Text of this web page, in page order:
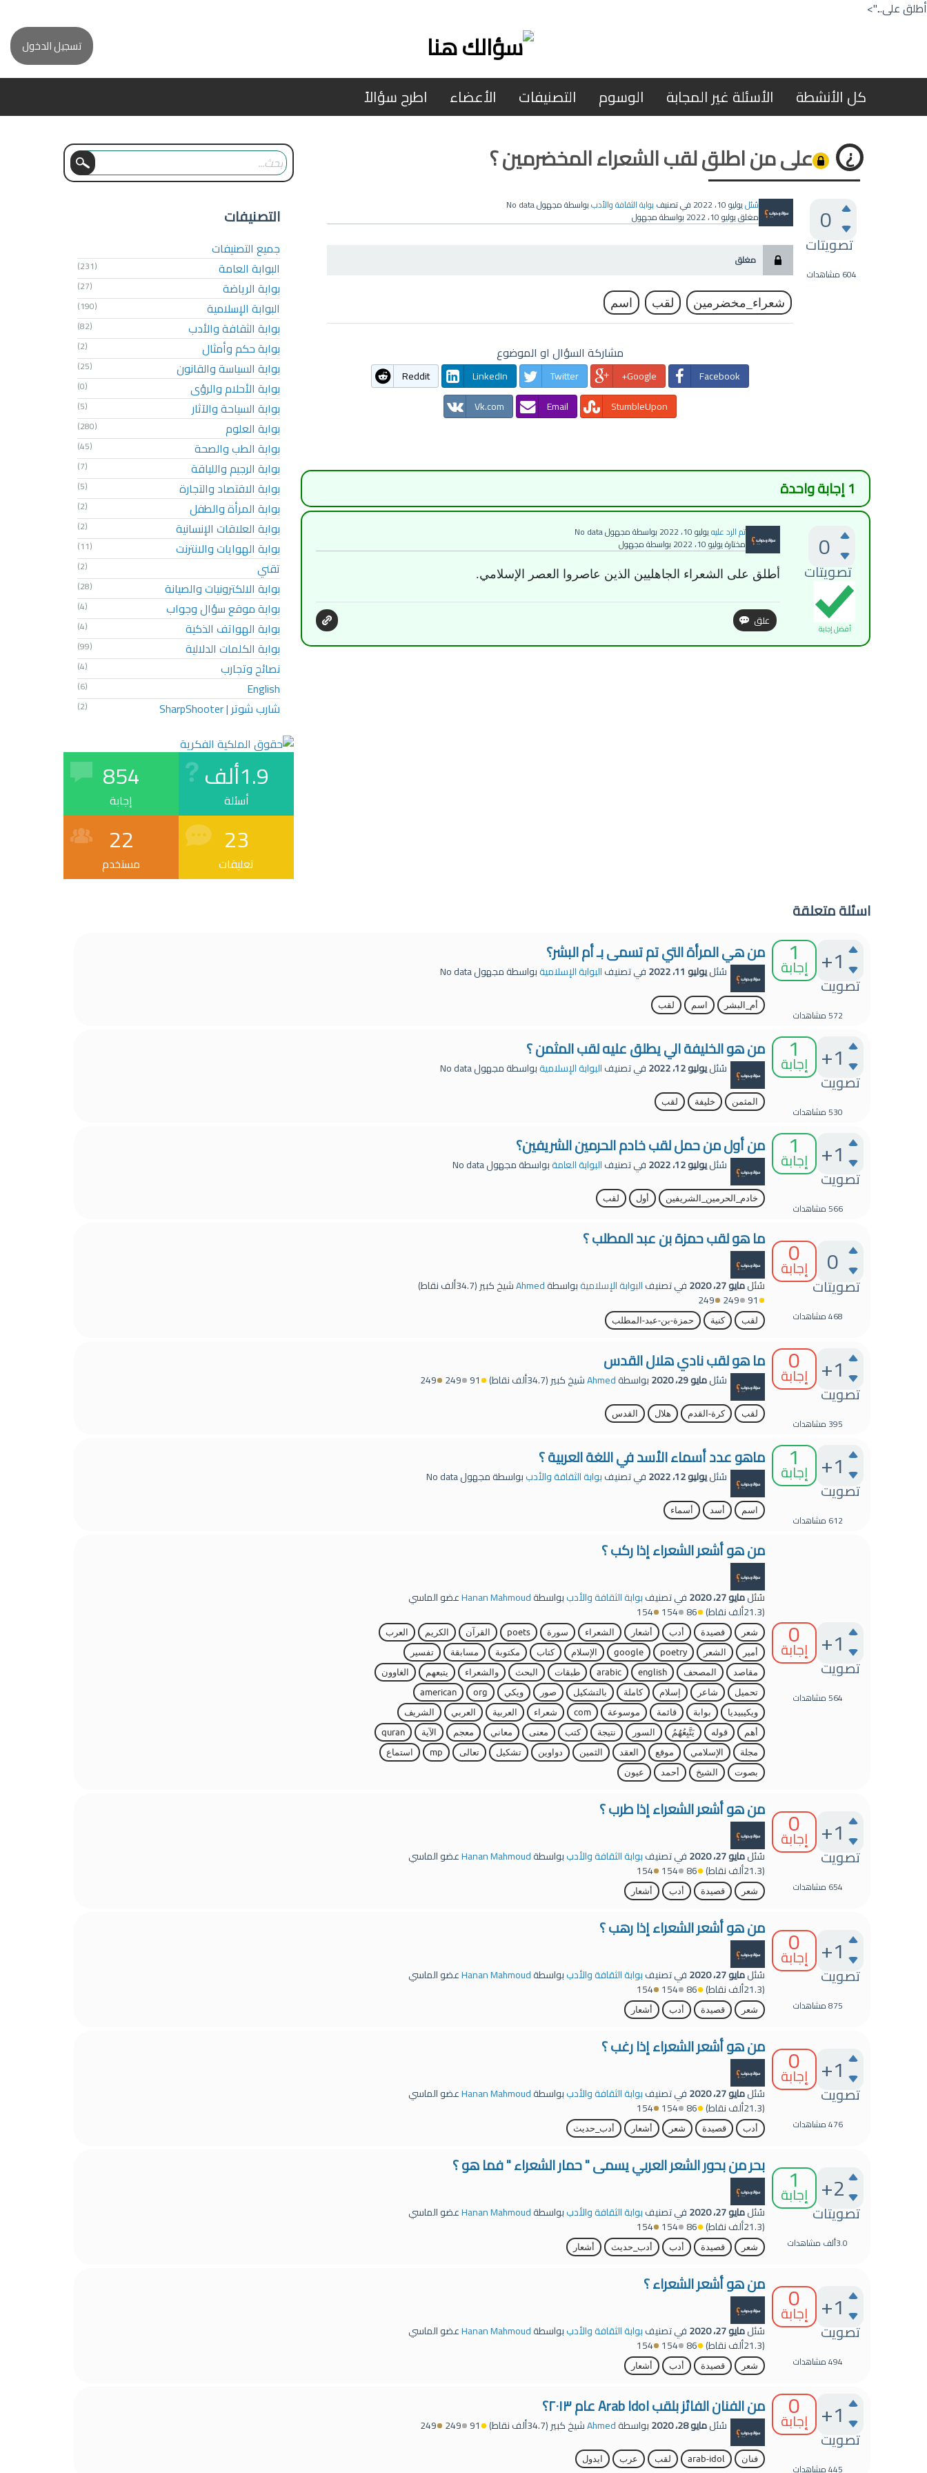
أطلق على...">
تسجيل الدخول
كل الأنشطة الأسئلة غير المجابة الوسوم التصنيفات الأعضاء اطرح سؤالاً
على من اطلق لقب الشعراء المخضرمين ؟
0
تصويتات
604 مشاهدات
سُئليوليو 10، 2022 في تصنيف بوابة الثقافة والأدببواسطةمجهولNo data
مغلقيوليو 10، 2022 بواسطةمجهول
مغلق
شعراء_مخضرمين لقب اسم
مشاركة السؤال او الموضوع
Facebook
Google+
Twitter
LinkedIn
Reddit
StumbleUpon
Email
Vk.com
1إجابة واحدة
0
تصويتات
تم الرد عليهيوليو 10، 2022 بواسطةمجهولNo data
مختارةيوليو 10، 2022 بواسطةمجهول
أفضل إجابة
أطلق على الشعراء الجاهليين الذين عاصروا العصر الإسلامي.
التصنيفات
جميع التصنيفات
البوابة العامة
(231)
بوابة الرياضة (27)
البوابة الإسلامية (190)
بوابة الثقافة والأدب (82)
بوابة حكم وأمثال (2)
بوابة السياسة والقانون (25)
بوابة الأحلام والرؤى (0)
بوابة السياحة والآثار (5)
بوابة العلوم (280)
بوابة الطب والصحة (45)
بوابة الرجيم واللياقة (7)
بوابة الاقتصاد والتجارة (5)
بوابة المرأة والطفل (2)
بوابة العلاقات الإنسانية (2)
بوابة الهوايات والانترنت (11)
تقني (2)
بوابة الالكترونيات والصيانة (28)
بوابة موقع سؤال وجواب (4)
بوابة الهواتف الذكية (4)
بوابة الكلمات الدلالية (99)
نصائح وتجارب (4)
English
(6)
شارب شوتر | SharpShooter (2)
1.9ألف
أسئلة
854
إجابة
23
تعليقات
22
مستخدم
اسئلة متعلقة
+1
تصويت
1
إجابة
572مشاهدات
من هي المرأة التي تم تسمى بـ أم البشر؟
سُئليوليو 11، 2022 في تصنيفالبوابة الإسلاميةبواسطةمجهولNo data
أم_البشر اسم لقب
+1
تصويت
1
إجابة
530مشاهدات
من هو الخليفة الي يطلق عليه لقب المثمن ؟
سُئليوليو 12، 2022 في تصنيفالبوابة الإسلاميةبواسطةمجهولNo data
المثمن خليفة لقب
+1
تصويت
1
إجابة
566مشاهدات
من أول من حمل لقب خادم الحرمين الشريفين؟
سُئليوليو 12، 2022 في تصنيفالبوابة العامةبواسطةمجهولNo data
خادم_الحرمين_الشريفين أول لقب
0
تصويتات
0
إجابة
468مشاهدات
ما هو لقب حمزة بن عبد المطلب ؟
سُئلمايو 27، 2020 في تصنيفالبوابة الإسلاميةبواسطةAhmedشيخ كبير(34.7ألف
نقاط)
91
249
249
لقب كنية حمزة-بن-عبد-المطلب
+1
تصويت
0
إجابة
395 مشاهدات
ما هو لقب نادي هلال القدس
سُئلمايو 29، 2020 بواسطةAhmedشيخ كبير(34.7ألف نقاط) 91
249
249
لقب كرة-القدم هلال القدس
+1
تصويت
1
إجابة
612 مشاهدات
ماهو عدد أسماء الأسد في اللغة العربية ؟
سُئليوليو 12، 2022 في تصنيفبوابة الثقافة والأدببواسطةمجهولNo data
اسم أسد أسماء
+1
تصويت
0
إجابة
564مشاهدات
من هو أشعر الشعراء إذا ركب ؟
سُئلمايو 27، 2020 في تصنيفبوابة الثقافة والأدببواسطةHanan Mahmoudعضو الماسي
(21.3ألف نقاط) 86
154
154
شعر قصيدة أدب أشعار الشعراء سورة poets القرآن الكريم
العرب
أمير
الشعر poetry
google الإسلام كتاب مكتوبة مسابقة
تفسير
مقاصد
المصحف english
arabic طبقات البحث والشعراء يتبعهم
الغاوون
تحميل
شاعر إسلام كاملة بالتشكيل صور ويكي org
american
ويكيبيديا
بوابة قائمة موسوعة com شعراء العربية العربي
الشريف
أهم
قوله يَتَّبِعُهُمُ السور نتيجة كتب معنى معاني معجم الآية
quran
مجلة
الإسلامي موقع العقد الثمين دواوين تشكيل تعالى mp
استماع
بصوت
الشيخ أحمد عيون
+1
تصويت
0
إجابة
654 مشاهدات
من هو أشعر الشعراء إذا طرب ؟
سُئلمايو 27، 2020 في تصنيفبوابة الثقافة والأدببواسطةHanan Mahmoudعضو الماسي
(21.3ألف نقاط) 86
154
154
شعر قصيدة أدب أشعار
+1
تصويت
0
إجابة
875مشاهدات
من هو أشعر الشعراء إذا رهب ؟
سُئلمايو 27، 2020 في تصنيفبوابة الثقافة والأدببواسطةHanan Mahmoudعضو الماسي
(21.3ألف نقاط) 86
154
154
شعر قصيدة أدب أشعار
+1
تصويت
0
إجابة
476مشاهدات
من هو أشعر الشعراء إذا رغب ؟
سُئلمايو 27، 2020 في تصنيفبوابة الثقافة والأدببواسطةHanan Mahmoudعضو الماسي
(21.3ألف نقاط) 86
154
154
أدب قصيدة شعر أشعار أدب_حديث
+2
تصويتات
1
إجابة
3.0ألف مشاهدات
بحر من بحور الشعر العربي يسمى " حمار الشعراء " فما هو ؟
سُئلمايو 27، 2020 في تصنيفبوابة الثقافة والأدببواسطةHanan Mahmoudعضو الماسي
(21.3ألف نقاط) 86
154
154
شعر قصيدة أدب أدب_حديث أشعار
+1
تصويت
0
إجابة
494مشاهدات
من هو أشعر الشعراء ؟
سُئلمايو 27، 2020 في تصنيفبوابة الثقافة والأدببواسطةHanan Mahmoudعضو الماسي
(21.3ألف نقاط) 86
154
154
شعر قصيدة أدب أشعار
+1
تصويت
0
إجابة
445مشاهدات
من الفنان الفائز بلقب Arab Idol عام ٢٠١٣؟
سُئلمايو 28، 2020 بواسطةAhmedشيخ كبير(34.7ألف نقاط) 91
249
249
فنان arab-idol لقب عرب ايدول